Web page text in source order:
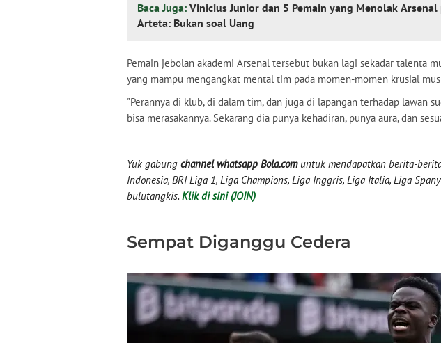
Baca Juga: Vinicius Junior dan 5 Pemain yang Menolak Arsenal
Arteta: Bukan soal Uang
Pemain jebolan akademi Arsenal tersebut bukan lagi sekadar talenta
yang mampu mengangkat mental tim pada momen-momen krusial
"Perannya di klub, di dalam tim, dan juga di lapangan terhadap lawan
bisa merasakannya. Sekarang dia punya kehadiran, punya aura, dan
Yuk gabung channel whatsapp Bola.comuntuk mendapatkan berita-
Indonesia, BRI Liga 1, Liga Champions, Liga Inggris, Liga Italia, Liga
bulutangkis. Klik di sini (JOIN)
Sempat Diganggu Cedera